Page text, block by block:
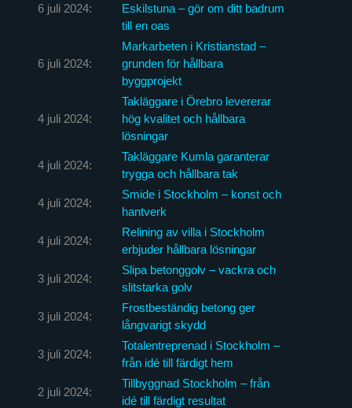
6 juli 2024:
Eskilstuna – gör om ditt badrum
till en oas
6 juli 2024:
Markarbeten i Kristianstad –
grunden för hållbara
byggprojekt
4 juli 2024:
Takläggare i Örebro levererar
hög kvalitet och hållbara
lösningar
4 juli 2024:
Takläggare Kumla garanterar
trygga och hållbara tak
4 juli 2024:
Smide i Stockholm – konst och
hantverk
4 juli 2024:
Relining av villa i Stockholm
erbjuder hållbara lösningar
3 juli 2024:
Slipa betonggolv – vackra och
slitstarka golv
3 juli 2024:
Frostbeständig betong ger
långvarigt skydd
3 juli 2024:
Totalentreprenad i Stockholm –
från idé till färdigt hem
2 juli 2024:
Tillbyggnad Stockholm – från
idé till färdigt resultat